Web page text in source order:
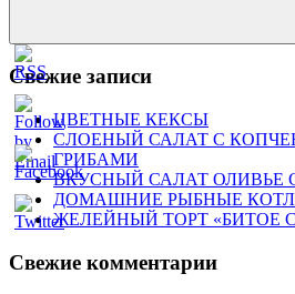
Свежие записи
ЦВЕТНЫЕ КЕКСЫ
СЛОЕНЫЙ САЛАТ С
ГРИБАМИ
ВКУСНЫЙ САЛАТ ОЛИВЬЕ
ДОМАШНИЕ РЫБНЫЕ
ЖЕЛЕЙНЫЙ ТОРТ «БИТОЕ
Свежие комментарии